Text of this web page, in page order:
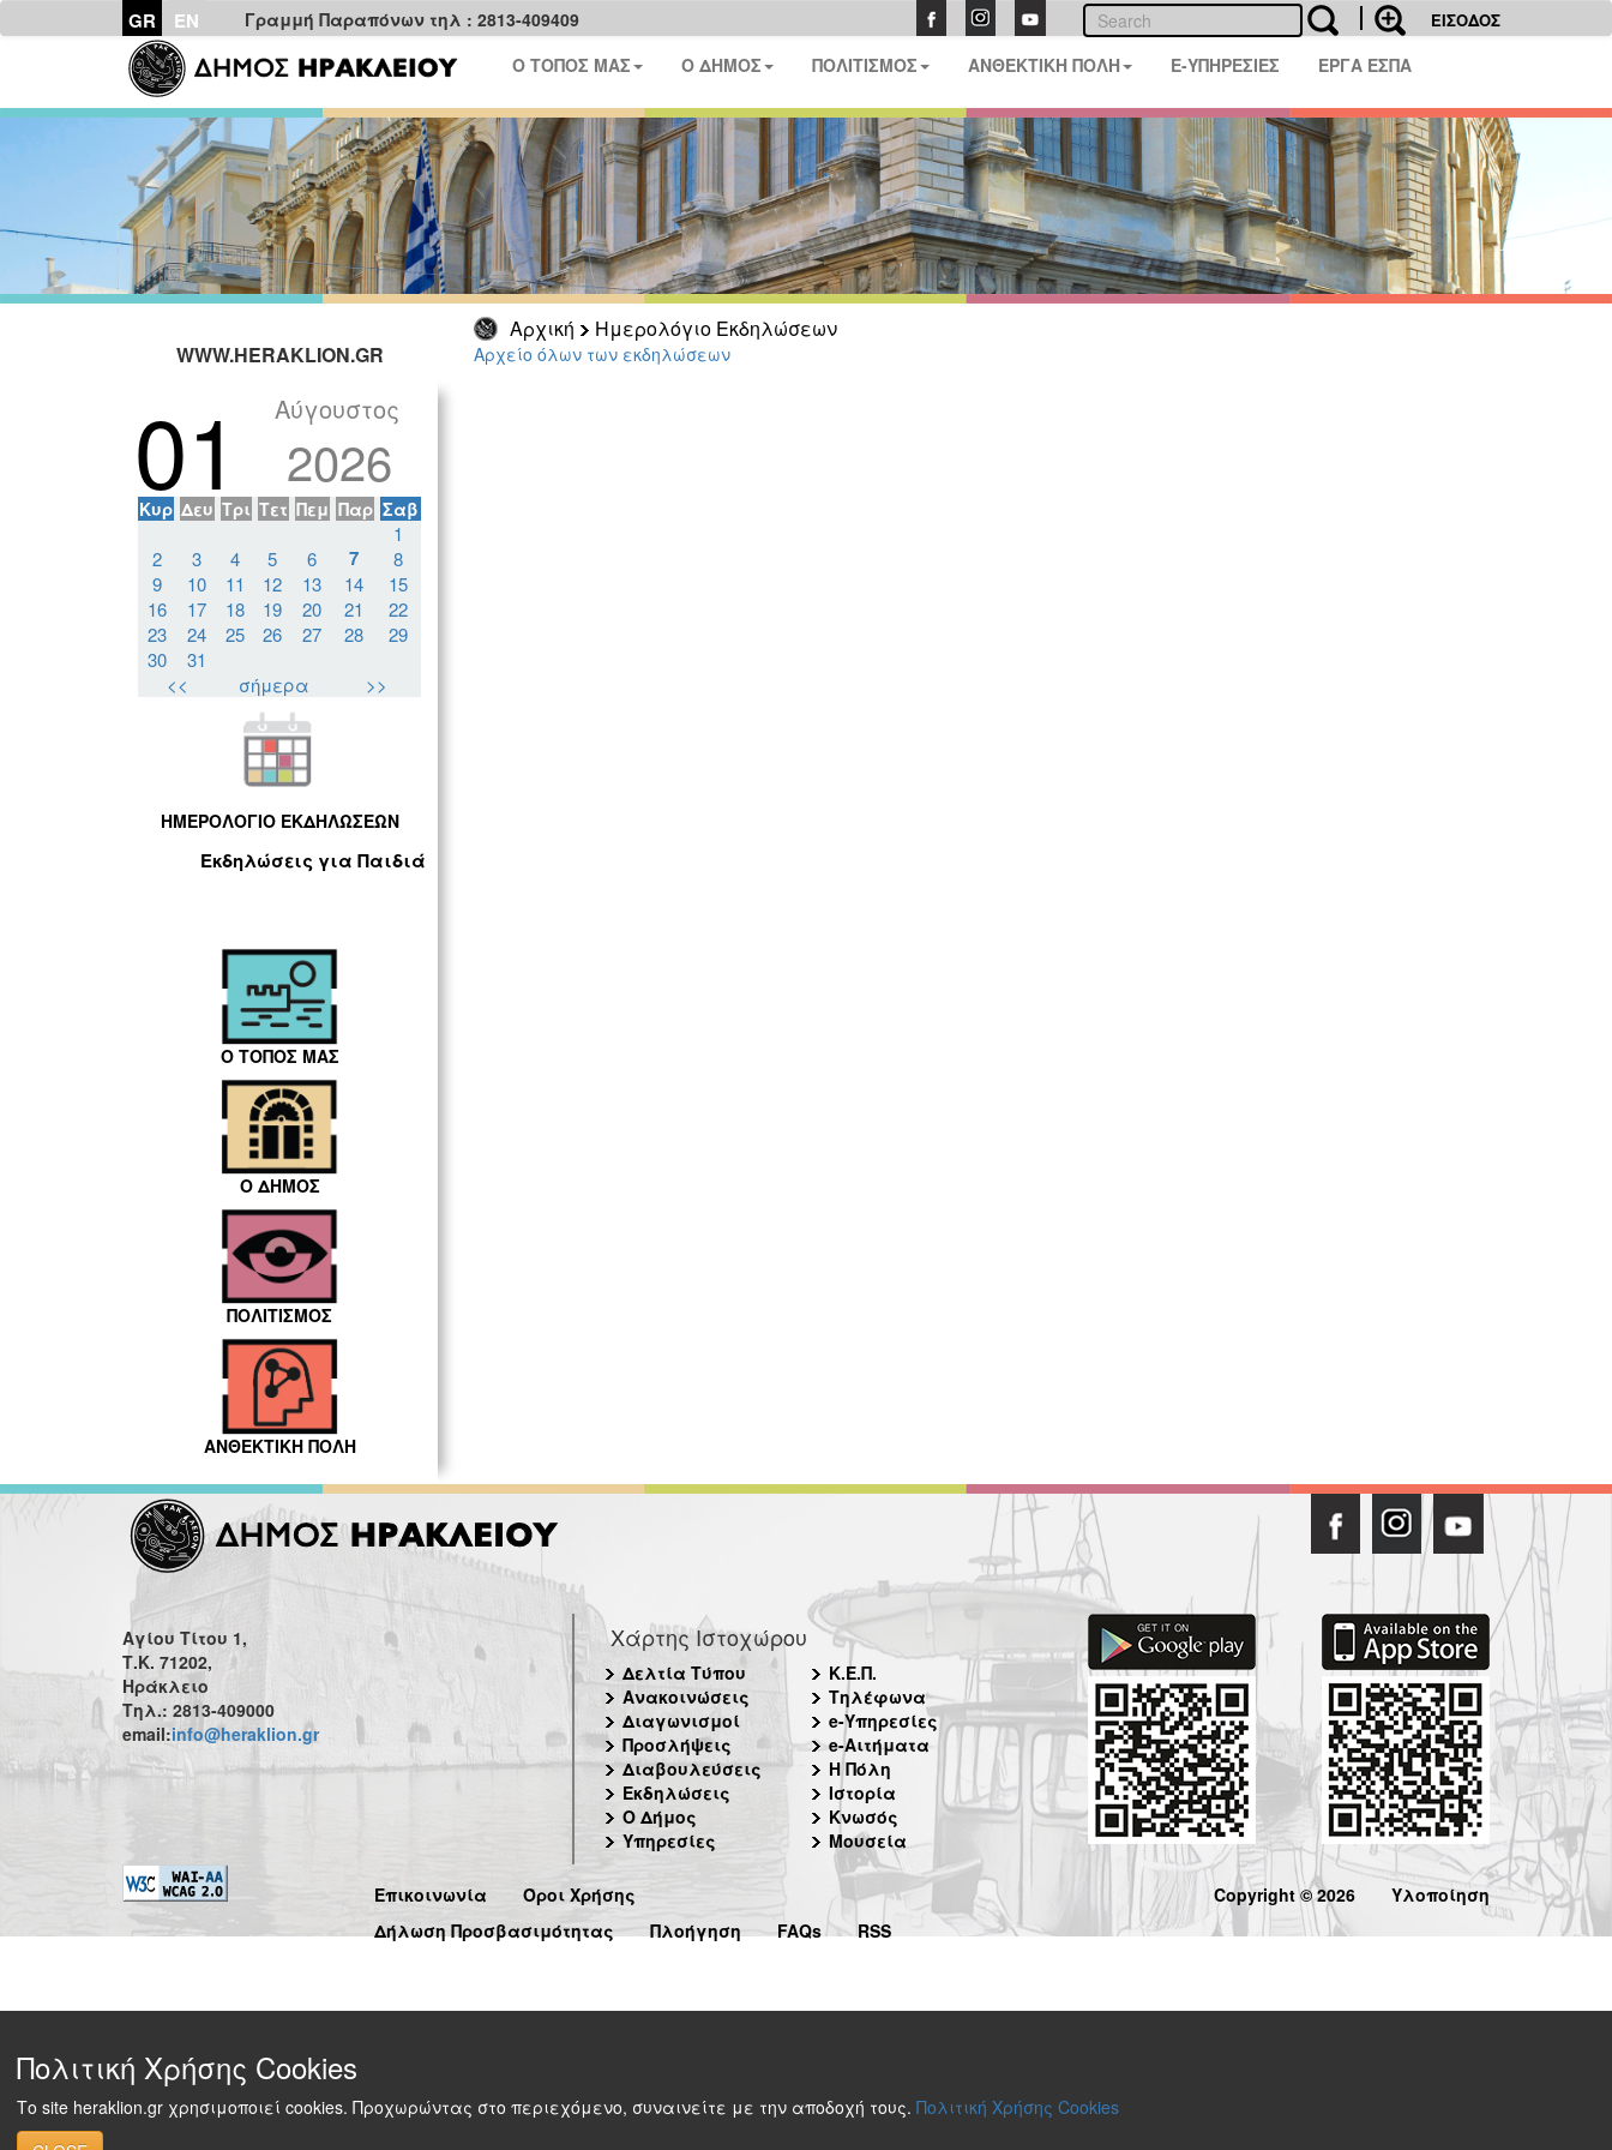
GR EN Γραμμή Παραπόνων τηλ : 2813-409409 ΕΙΣΟΔΟΣ
Ο ΤΟΠΟΣ ΜΑΣ Ο ΔΗΜΟΣ ΠΟΛΙΤΙΣΜΟΣ ΑΝΘΕΚΤΙΚΗ ΠΟΛΗ E-ΥΠΗΡΕΣΙΕΣ ΕΡΓΑ ΕΣΠΑ
Αρχική
Ημερολόγιο Εκδηλώσεων
WWW.HERAKLION.GR
01 Αύγουστος
2026
Κυρ Δευ Τρι Τετ Πεμ Παρ Σαβ
1
2
3 4 5 6 7
8
9
10 11 12 13 14
15
16
17 18 19 20 21
22
23
24 25 26 27 28
29
30
31
<<
σήμερα >>
ΗΜΕΡΟΛΟΓΙΟ ΕΚΔΗΛΩΣΕΩΝ
Εκδηλώσεις για Παιδιά
Ο ΤΟΠΟΣ ΜΑΣ
Ο ΔΗΜΟΣ
ΠΟΛΙΤΙΣΜΟΣ
ΑΝΘΕΚΤΙΚΗ ΠΟΛΗ
Αρχείο όλων των εκδηλώσεων
Αγίου Τίτου 1,
Τ.Κ. 71202,
Ηράκλειο
Τηλ.: 2813-409000
email:info@heraklion.gr
Χάρτης Ιστοχώρου
Δελτία Τύπου
Ανακοινώσεις
Διαγωνισμοί
Προσλήψεις
Διαβουλεύσεις
Εκδηλώσεις
Ο Δήμος
Υπηρεσίες
Κ.Ε.Π.
Τηλέφωνα
e-Υπηρεσίες
e-Αιτήματα
Η Πόλη
Ιστορία
Κνωσός
Μουσεία
Επικοινωνία
Όροι Χρήσης
Δήλωση Προσβασιμότητας
Πλοήγηση FAQs RSS
Copyright © 2026 Υλοποίηση
Πολιτική Χρήσης Cookies
Το site heraklion.gr χρησιμοποιεί cookies. Προχωρώντας στο περιεχόμενο, συναινείτε με την αποδοχή τους. Πολιτική Χρήσης Cookies